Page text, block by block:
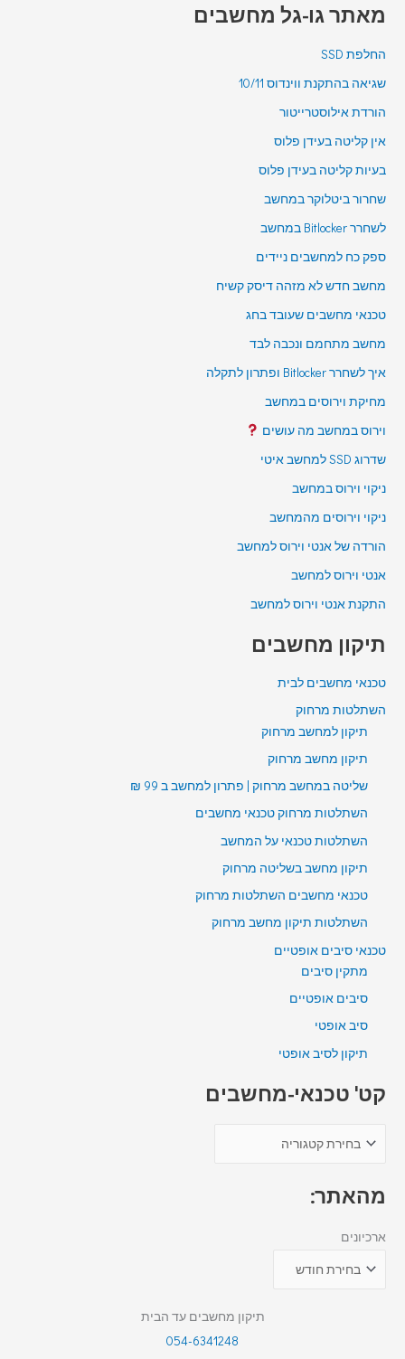
מאתר גו-גל מחשבים
החלפת SSD
שגיאה בהתקנת ווינדוס 10/11
הורדת אילוסטרייטור
אין קליטה בעידן פלוס
בעיות קליטה בעידן פלוס
שחרור ביטלוקר במחשב
לשחרר Bitlocker במחשב
ספק כח למחשבים ניידים
מחשב חדש לא מזהה דיסק קשיח
טכנאי מחשבים שעובד בחג
מחשב מתחמם ונכבה לבד
איך לשחרר Bitlocker ופתרון לתקלה
מחיקת וירוסים במחשב
וירוס במחשב מה עושים
שדרוג SSD למחשב איטי
ניקוי וירוס במחשב
ניקוי וירוסים מהמחשב
הורדה של אנטי וירוס למחשב
אנטי וירוס למחשב
התקנת אנטי וירוס למחשב
תיקון מחשבים
טכנאי מחשבים לבית
השתלטות מרחוק
תיקון למחשב מרחוק
תיקון מחשב מרחוק
שליטה במחשב מרחוק | פתרון למחשב ב 99 ₪
השתלטות מרחוק טכנאי מחשבים
השתלטות טכנאי על המחשב
תיקון מחשב בשליטה מרחוק
טכנאי מחשבים השתלטות מרחוק
השתלטות תיקון מחשב מרחוק
טכנאי סיבים אופטיים
מתקין סיבים
סיבים אופטיים
סיב אופטי
תיקון לסיב אופטי
קט' טכנאי-מחשבים
מהאתר:
ארכיונים
תיקון מחשבים עד הבית
054-6341248